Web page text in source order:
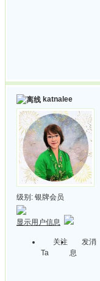
katnalee
级别: 银牌会员
显示用户信息
关注
Ta
发消
息